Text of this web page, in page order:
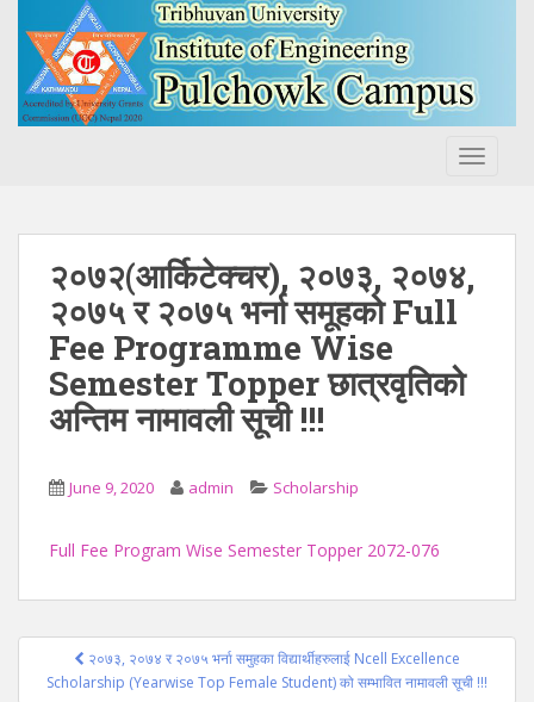
२०७२(आर्किटेक्चर), २०७३, २०७४,
२०७५ र २०७५ भर्ना समूहको Full
Fee Programme Wise
Semester Topper छात्रवृतिको
अन्तिम नामावली सूची !!!
June 9, 2020 admin Scholarship
Full Fee Program Wise Semester Topper 2072-076
Post
navigation
२०७३, २०७४ र २०७५ भर्ना समुहका विद्यार्थीहरुलाई Ncell Excellence
Scholarship (Yearwise Top Female Student) को सम्भावित नामावली सूची !!!